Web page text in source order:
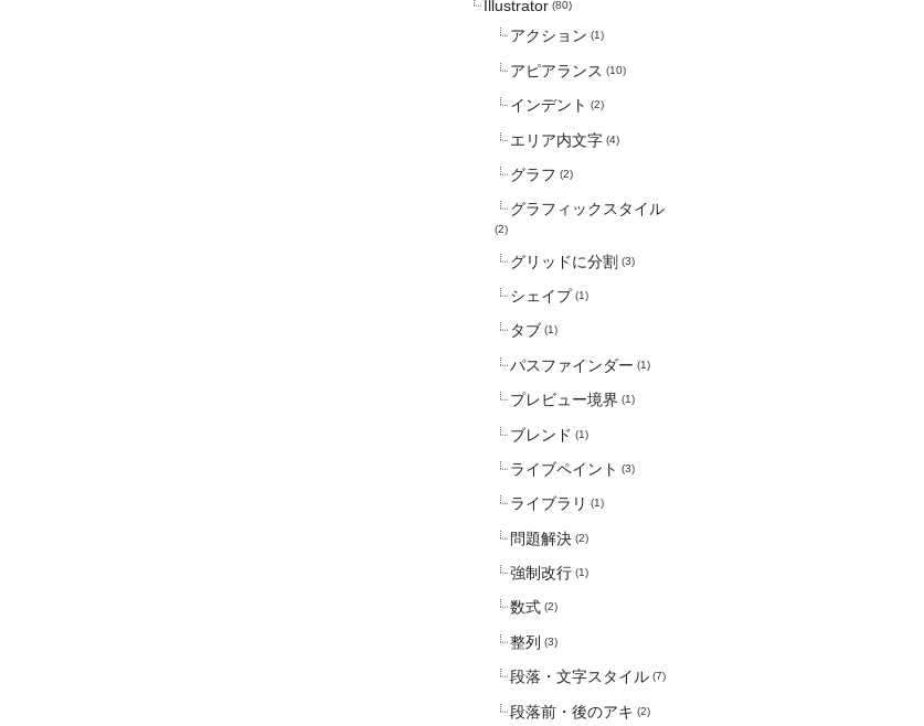
Illustrator (80)
アクション (1)
アピアランス (10)
インデント (2)
エリア内文字 (4)
グラフ (2)
グラフィックスタイル
(2)
グリッドに分割 (3)
シェイプ (1)
タブ (1)
パスファインダー (1)
プレビュー境界 (1)
ブレンド (1)
ライブペイント (3)
ライブラリ (1)
問題解決 (2)
強制改行 (1)
数式 (2)
整列 (3)
段落・文字スタイル (7)
段落前・後のアキ (2)